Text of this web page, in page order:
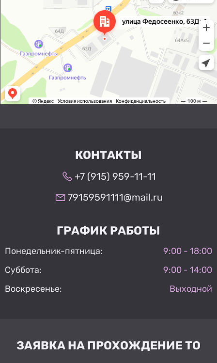
Яндекс Карты
КОНТАКТЫ
+7 (915) 959-11-11
79159591111@mail.ru
ГРАФИК РАБОТЫ
Понедельник-пятница:
9:00 - 18:00
Суббота:
9:00 - 14:00
Воскресенье:
Выходной
ЗАЯВКА НА ПРОХОЖДЕНИЕ ТО